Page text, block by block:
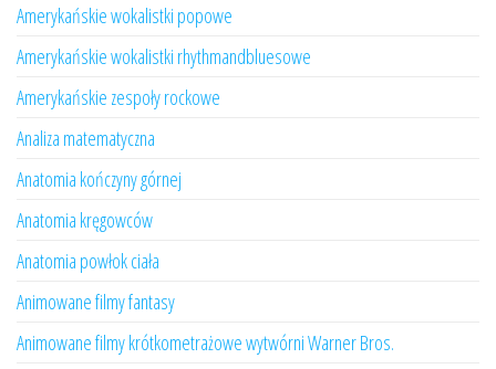
Amerykańskie wokalistki popowe
Amerykańskie wokalistki rhythmandbluesowe
Amerykańskie zespoły rockowe
Analiza matematyczna
Anatomia kończyny górnej
Anatomia kręgowców
Anatomia powłok ciała
Animowane filmy fantasy
Animowane filmy krótkometrażowe wytwórni Warner Bros.